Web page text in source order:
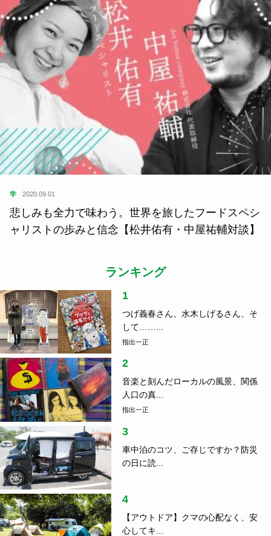
学 2020.09.01
悲しみも全力で味わう。世界を旅したフードスペシ
ャリストの歩みと信念【松井佑有・中屋祐輔対談】
ランキング
1
つげ義春さん、水木しげるさん、そ
して……...
指出一正
2
音楽と刻んだローカルの風景、関係
人口の真...
指出一正
3
車中泊のコツ、ご存じですか？防災
の日に読...
4
【アウトドア】クマの心配なく、安
心してキ...